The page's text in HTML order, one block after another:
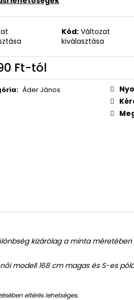
Kód: Változat
kiválasztása
Ft-tól
: Áder János
kizárólag a minta méretében
modell 168 cm magas és S-es
eltérés lehetséges.